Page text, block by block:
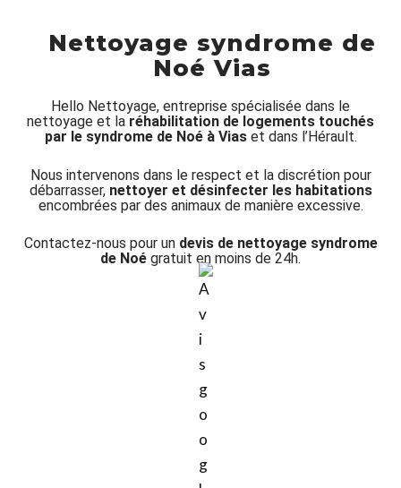
Nettoyage syndrome de
Noé Vias
Hello Nettoyage, entreprise spécialisée dans le
nettoyage et la réhabilitation de logements touchés
par le syndrome de Noé à Viaset dans l’Hérault.
Nous intervenons dans le respect et la discrétion pour
débarrasser, nettoyer et désinfecter les habitations
encombrées par des animaux de manière excessive.
Contactez-nous pour un devis de nettoyage syndrome
de Noé gratuit en moins de 24h.